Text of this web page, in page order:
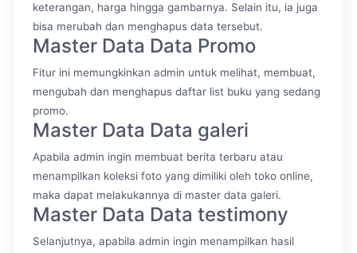
keterangan, harga hingga gambarnya. Selain itu, ia juga
bisa merubah dan menghapus data tersebut.
Master Data Data Promo
Fitur ini memungkinkan admin untuk melihat, membuat,
mengubah dan menghapus daftar list buku yang sedang
promo.
Master Data Data galeri
Apabila admin ingin membuat berita terbaru atau
menampilkan koleksi foto yang dimiliki oleh toko online,
maka dapat melakukannya di master data galeri.
Master Data Data testimony
Selanjutnya, apabila admin ingin menampilkan hasil